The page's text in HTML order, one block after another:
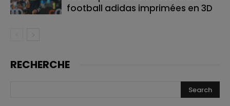
football adidas imprimées en 3D
RECHERCHE